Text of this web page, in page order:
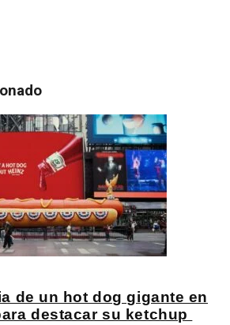
de un hot dog gigante en
destacar su ketchup